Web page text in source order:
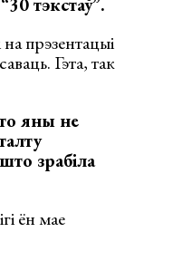
прэзентацыі
Гэта, так
яны не
зрабіла
ён мае